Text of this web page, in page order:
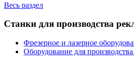
Весь раздел
Станки для производства
Фрезерное и лазерное
Оборудование для